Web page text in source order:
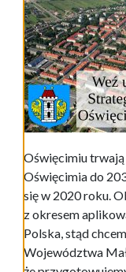
Oświęcimiu
Oświęcimia do
się w 2020 roku.
z okresem
Polska, stąd
Województwa